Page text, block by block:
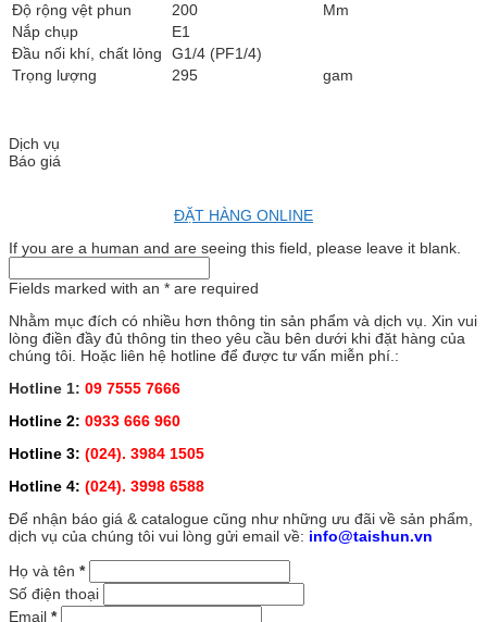
Độ rộng vệt phun
200
Mm
Nắp chụp
E1
Đầu nối khí, chất lỏng
G1/4 (PF1/4)
Trọng lượng
295 gam
Dịch vụ
Báo giá
ĐẶT HÀNG ONLINE
If you are a human and are seeing this field, please leave it blank.
Fields marked with an * are required
Nhằm mục đích có nhiều hơn thông tin sản phẩm và dịch vụ. Xin vui
lòng điền đầy đủ thông tin theo yêu cầu bên dưới khi đặt hàng của
chúng tôi. Hoặc liên hệ hotline để được tư vấn miễn phí.:
Hotline 1: 09 7555 7666
Hotline 2: 0933 666 960
Hotline 3: (024). 3984 1505
Hotline 4: (024). 3998 6588
Để nhận báo giá & catalogue cũng như những ưu đãi về sản phẩm,
dịch vụ của chúng tôi vui lòng gửi email về: info@taishun.vn
Họ và tên *
Số điện thoại
Email *